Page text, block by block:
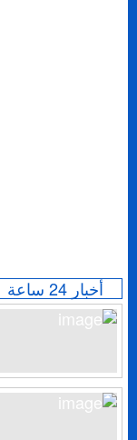
أخبار 24 ساعة